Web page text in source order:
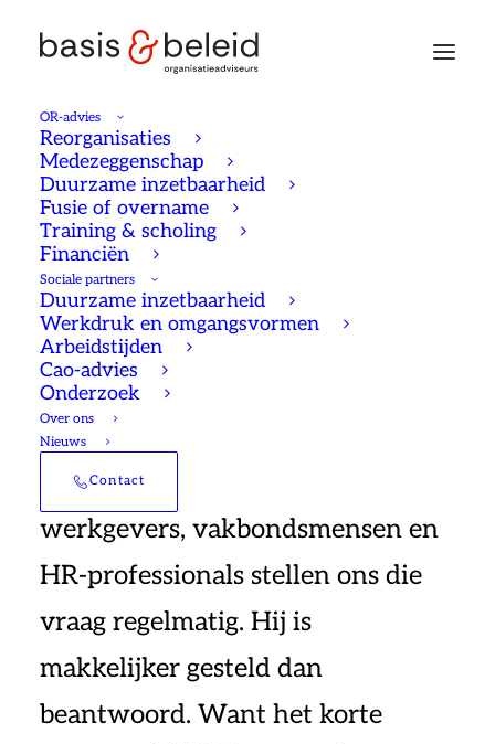
OR-advies
Reorganisaties
Medezeggenschap
Duurzame inzetbaarheid
Fusie of overname
Training & scholing
Financiën
Sociale partners
Duurzame inzetbaarheid
Werkdruk en omgangsvormen
Arbeidstijden
Cao-advies
Onderzoek
Over ons
Nieuws
Contact
Inzicht in duurzame
inzetbaarheid (2/5)
24/04/2023 Duurzame inzetbaarheid Reinier Hoogendorp
“Wat moeten we nou echt doen
om medewerkers inzetbaar te
houden?” Ondernemingsraden,
werkgevers, vakbondsmensen en
HR-professionals stellen ons die
vraag regelmatig. Hij is
makkelijker gesteld dan
beantwoord. Want het korte